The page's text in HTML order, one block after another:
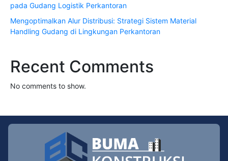
pada Gudang Logistik Perkantoran
Mengoptimalkan Alur Distribusi: Strategi Sistem Material
Handling Gudang di Lingkungan Perkantoran
Recent Comments
No comments to show.